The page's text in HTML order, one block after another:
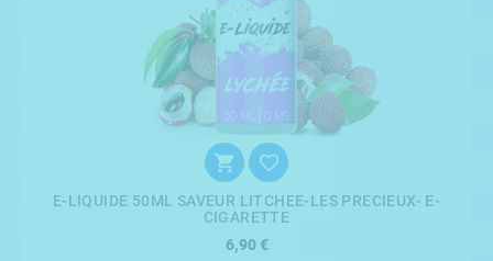
 
E-LIQUIDE 50ML SAVEUR LITCHEE-LES PRECIEUX- E-
CIGARETTE
6,90 €